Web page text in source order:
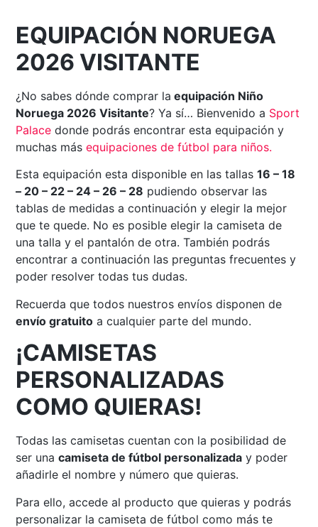
EQUIPACIÓN NORUEGA
2026 VISITANTE
¿No sabes dónde comprar la equipación Niño
Noruega 2026 Visitante? Ya sí… Bienvenido a Sport
Palace donde podrás encontrar esta equipación y
muchas másequipaciones de fútbol para niños.
Esta equipación esta disponible en las tallas16 – 18
– 20 – 22 – 24 – 26 – 28 pudiendo observar las
tablas de medidas a continuación y elegir la mejor
que te quede. No es posible elegir la camiseta de
una talla y el pantalón de otra. También podrás
encontrar a continuación las preguntas frecuentes y
poder resolver todas tus dudas.
Recuerda que todos nuestros envíos disponen de
envío gratuito a cualquier parte del mundo.
¡CAMISETAS
PERSONALIZADAS
COMO QUIERAS!
Todas las camisetas cuentan con la posibilidad de
ser unacamiseta de fútbol personalizada y poder
añadirle el nombre y número que quieras.
Para ello, accede al producto que quieras y podrás
personalizar la camiseta de fútbol como más te